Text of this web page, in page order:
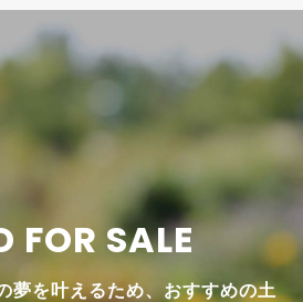
FOR SALE
夢を叶えるため、おすすめの土